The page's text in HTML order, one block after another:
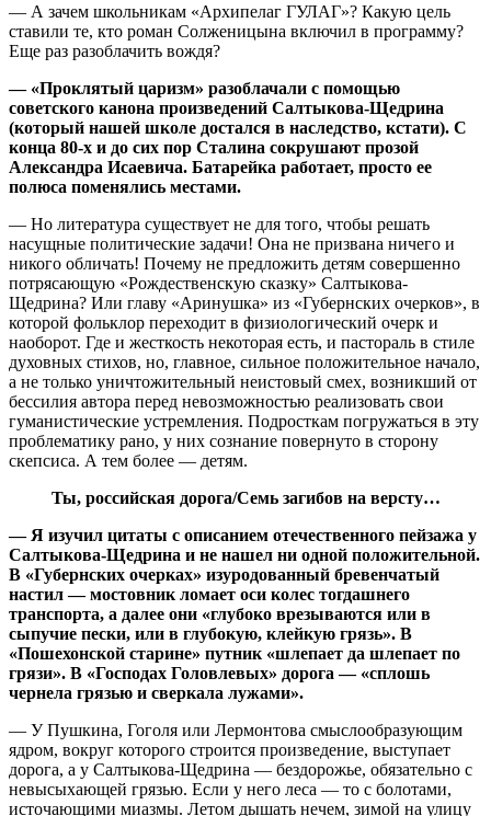
— А зачем школьникам «Архипелаг ГУЛАГ»? Какую цель
ставили те, кто роман Солженицына включил в программу?
Еще раз разоблачить вождя?
— «Проклятый царизм» разоблачали с помощью
советского канона произведений Салтыкова-Щедрина
(который нашей школе достался в наследство, кстати). С
конца 80-х и до сих пор Сталина сокрушают прозой
Александра Исаевича. Батарейка работает, просто ее
полюса поменялись местами.
— Но литература существует не для того, чтобы решать
насущные политические задачи! Она не призвана ничего и
никого обличать! Почему не предложить детям совершенно
потрясающую «Рождественскую сказку» Салтыкова-
Щедрина? Или главу «Аринушка» из «Губернских очерков», в
которой фольклор переходит в физиологический очерк и
наоборот. Где и жесткость некоторая есть, и пастораль в стиле
духовных стихов, но, главное, сильное положительное начало,
а не только уничтожительный неистовый смех, возникший от
бессилия автора перед невозможностью реализовать свои
гуманистические устремления. Подросткам погружаться в эту
проблематику рано, у них сознание повернуто в сторону
скепсиса. А тем более — детям.
Ты, российская дорога/Семь загибов на версту…
— Я изучил цитаты с описанием отечественного пейзажа у
Салтыкова-Щедрина и не нашел ни одной положительной.
В «Губернских очерках» изуродованный бревенчатый
настил — мостовник ломает оси колес тогдашнего
транспорта, а далее они «глубоко врезываются или в
сыпучие пески, или в глубокую, клейкую грязь». В
«Пошехонской старине» путник «шлепает да шлепает по
грязи». В «Господах Головлевых» дорога — «сплошь
чернела грязью и сверкала лужами».
— У Пушкина, Гоголя или Лермонтова смыслообразующим
ядром, вокруг которого строится произведение, выступает
дорога, а у Салтыкова-Щедрина — бездорожье, обязательно с
невысыхающей грязью. Если у него леса — то с болотами,
источающими миазмы. Летом дышать нечем, зимой на улицу